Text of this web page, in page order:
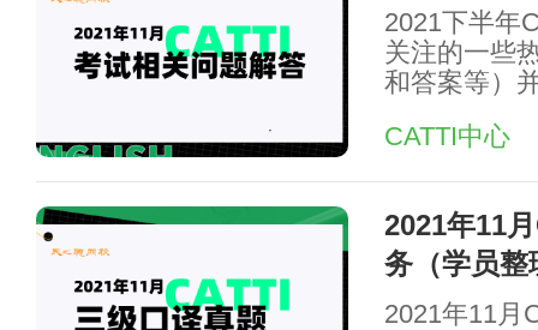
2021下半年
关注的一些
和答案等）
CATTI中心
2021年11
务（学员整
2021年11月